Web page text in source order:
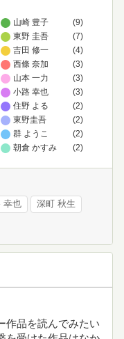
山崎 豊子
(9)
東野 圭吾
(7)
吉田 修一
(4)
西條 奈加
(3)
山本 一力
(3)
小路 幸也
(3)
住野 よる
(2)
東野圭吾
(2)
群 ようこ
(2)
朝倉 かすみ
(2)
幸也 深町 秋生
作品を読んでみたい